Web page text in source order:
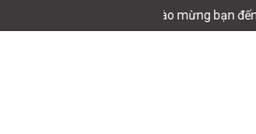
Chào mừng bạn đến với